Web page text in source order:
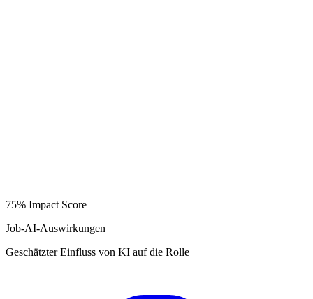
75% Impact Score
Job-AI-Auswirkungen
Geschätzter Einfluss von KI auf die Rolle